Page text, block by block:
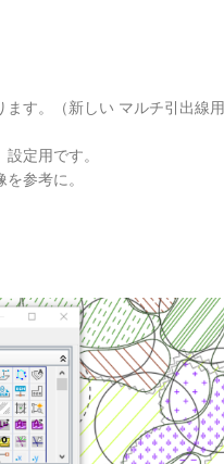
す。（新しい マルチ引出線用
定用です。
を参考に。